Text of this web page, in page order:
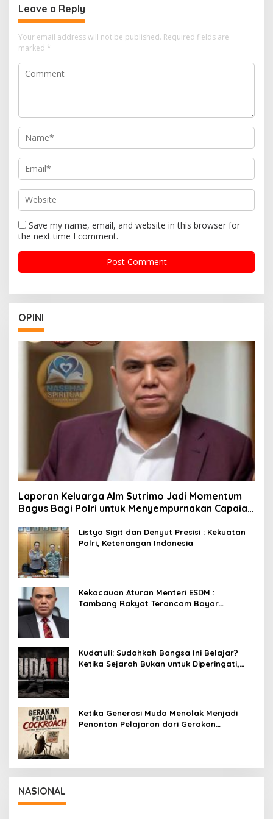
Leave a Reply
Your email address will not be published. Required fields are
marked *
Save my name, email, and website in this browser for
the next time I comment.
OPINI
Laporan Keluarga Alm Sutrimo Jadi Momentum
Bagus Bagi Polri untuk Menyempurnakan Capaian
Listyo Sigit dan Denyut Presisi : Kekuatan
Polri, Ketenangan Indonesia
Kekacauan Aturan Menteri ESDM :
Tambang Rakyat Terancam Bayar
Kudatuli: Sudahkah Bangsa Ini Belajar?
Ketika Sejarah Bukan untuk Diperingati,
Ketika Generasi Muda Menolak Menjadi
Penonton Pelajaran dari Gerakan
NASIONAL